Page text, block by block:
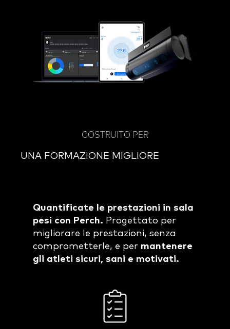
COSTRUITO PER
UNA FORMAZIONE MIGLIORE
Quantificate le prestazioni in sala
pesi con Perch. Progettato per
migliorare le prestazioni, senza
comprometterle, e per mantenere
gli atleti sicuri, sani e motivati.